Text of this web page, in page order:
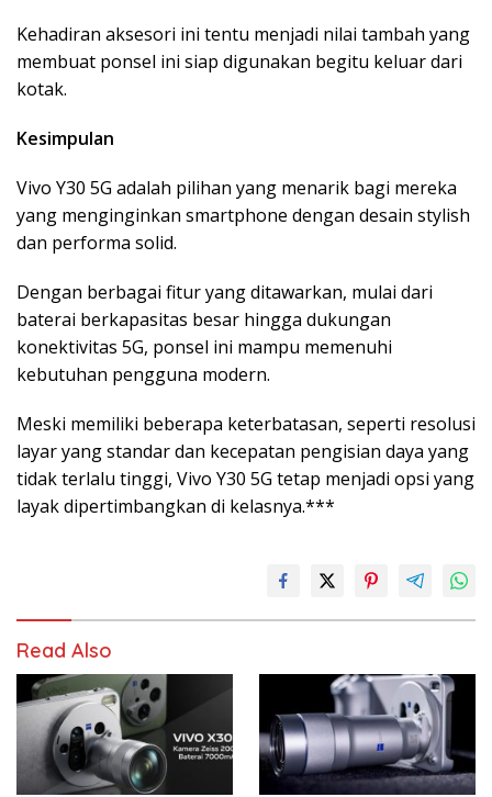
Kehadiran aksesori ini tentu menjadi nilai tambah yang
membuat ponsel ini siap digunakan begitu keluar dari
kotak.
Kesimpulan
Vivo Y30 5G adalah pilihan yang menarik bagi mereka
yang menginginkan smartphone dengan desain stylish
dan performa solid.
Dengan berbagai fitur yang ditawarkan, mulai dari
baterai berkapasitas besar hingga dukungan
konektivitas 5G, ponsel ini mampu memenuhi
kebutuhan pengguna modern.
Meski memiliki beberapa keterbatasan, seperti resolusi
layar yang standar dan kecepatan pengisian daya yang
tidak terlalu tinggi, Vivo Y30 5G tetap menjadi opsi yang
layak dipertimbangkan di kelasnya.***
Read Also